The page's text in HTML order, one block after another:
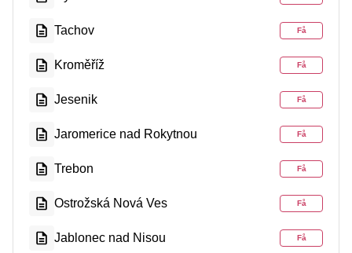
Tachov Få
Kroměříž Få
Jesenik Få
Jaromerice nad Rokytnou Få
Trebon Få
Ostrožská Nová Ves Få
Jablonec nad Nisou Få